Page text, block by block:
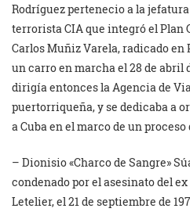
Rodríguez pertenecio a la
terrorista CIA que integró el Plan
Carlos Muñiz Varela, radicado en
un carro en marcha el 28 de abril
dirigía entonces la Agencia de
puertorriqueña, y se dedicaba a
a Cuba en el marco de un
– Dionisio «Charco de Sangre»
condenado por el asesinato del
Letelier, el 21 de septiembre de